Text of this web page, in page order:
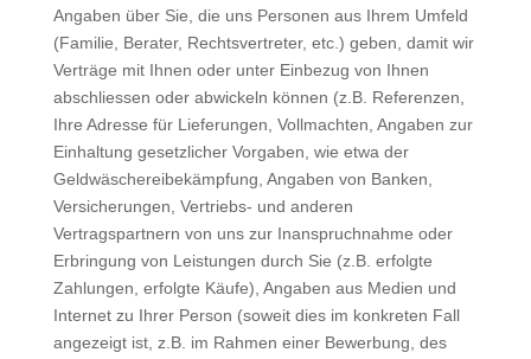
Angaben über Sie, die uns Personen aus Ihrem Umfeld
(Familie, Berater, Rechtsvertreter, etc.) geben, damit wir
Verträge mit Ihnen oder unter Einbezug von Ihnen
abschliessen oder abwickeln können (z.B. Referenzen,
Ihre Adresse für Lieferungen, Vollmachten, Angaben zur
Einhaltung gesetzlicher Vorgaben, wie etwa der
Geldwäschereibekämpfung, Angaben von Banken,
Versicherungen, Vertriebs- und anderen
Vertragspartnern von uns zur Inanspruchnahme oder
Erbringung von Leistungen durch Sie (z.B. erfolgte
Zahlungen, erfolgte Käufe), Angaben aus Medien und
Internet zu Ihrer Person (soweit dies im konkreten Fall
angezeigt ist, z.B. im Rahmen einer Bewerbung, des